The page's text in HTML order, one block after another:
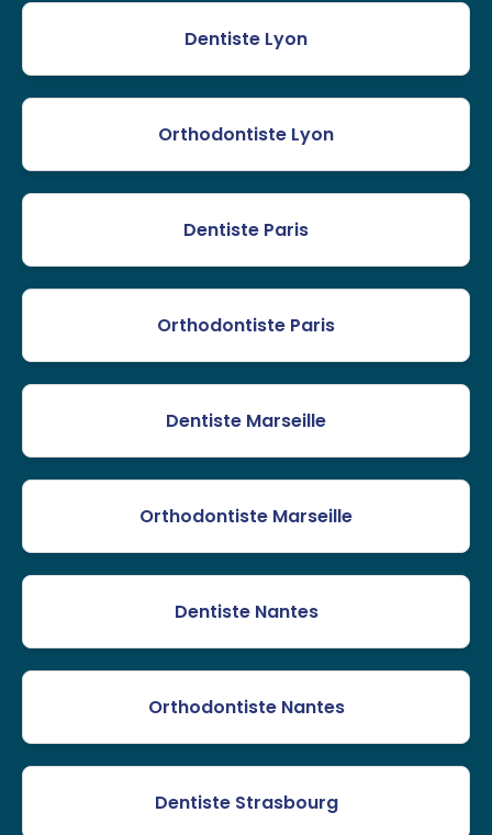
Dentiste Lyon
Orthodontiste Lyon
Dentiste Paris
Orthodontiste Paris
Dentiste Marseille
Orthodontiste Marseille
Dentiste Nantes
Orthodontiste Nantes
Dentiste Strasbourg